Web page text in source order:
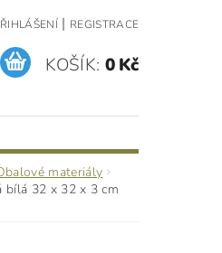
| REGISTRACE
KOŠÍK: 0 Kč
materiály
bílá 32 x 32 x 3 cm